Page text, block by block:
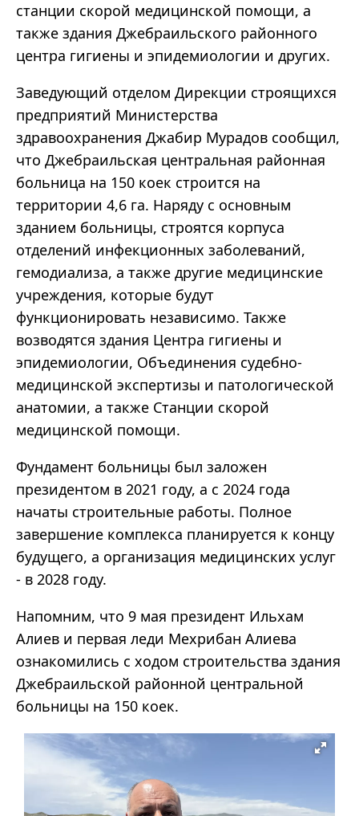
станции скорой медицинской помощи, а
также здания Джебраильского районного
центра гигиены и эпидемиологии и других.
Заведующий отделом Дирекции строящихся
предприятий Министерства
здравоохранения Джабир Мурадов сообщил,
что Джебраильская центральная районная
больница на 150 коек строится на
территории 4,6 га. Наряду с основным
зданием больницы, строятся корпуса
отделений инфекционных заболеваний,
гемодиализа, а также другие медицинские
учреждения, которые будут
функционировать независимо. Также
возводятся здания Центра гигиены и
эпидемиологии, Объединения судебно-
медицинской экспертизы и патологической
анатомии, а также Станции скорой
медицинской помощи.
Фундамент больницы был заложен
президентом в 2021 году, а с 2024 года
начаты строительные работы. Полное
завершение комплекса планируется к концу
будущего, а организация медицинских услуг
- в 2028 году.
Напомним, что 9 мая президент Ильхам
Алиев и первая леди Мехрибан Алиева
ознакомились с ходом строительства здания
Джебраильской районной центральной
больницы на 150 коек.